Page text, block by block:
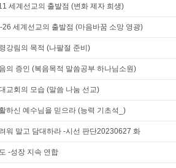
세계선교의 출발점 (변화 제자 희생)
세계선교의 출발점 (마음바꿈 소망 영광)
강림의 목적 (나팔절 준비)
의 증인 (복음목적 말씀공부 하나님소원)
교회의 모습 (말씀 나눔 선교)
하신 예수님을 믿으라 (능력 기초석_)
워 말고 담대하라 -시선 판단20230627 화
-성장 지속 연합